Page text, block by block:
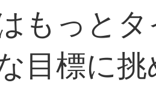
もっと
目標に